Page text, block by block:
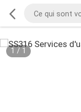
1 / 1